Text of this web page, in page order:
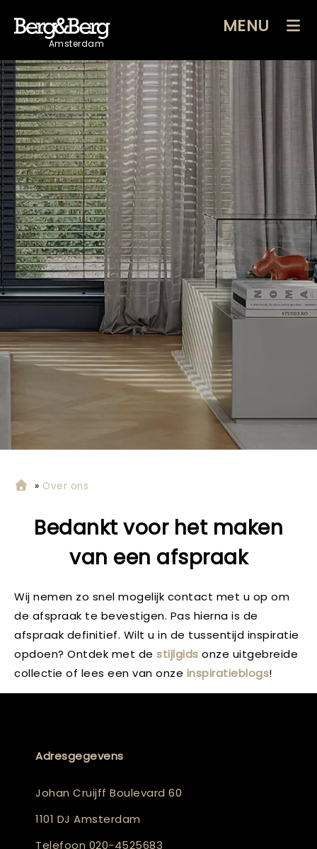
Amsterdam
MENU
» Over ons
Bedankt voor het maken
van een afspraak
Wij nemen zo snel mogelijk contact met u op om
de afspraak te bevestigen. Pas hierna is de
afspraak definitief. Wilt u in de tussentijd inspiratie
opdoen? Ontdek met de stijlgids onze uitgebreide
collectie of lees een van onze inspiratieblogs!
Adresgegevens
Johan Cruijff Boulevard 60
1101 DJ Amsterdam
Telefoon 020-4525683